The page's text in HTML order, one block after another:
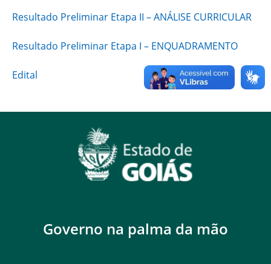
Resultado Preliminar Etapa II – ANÁLISE CURRICULAR
Resultado Preliminar Etapa I – ENQUADRAMENTO
Edital
Governo na palma da mão